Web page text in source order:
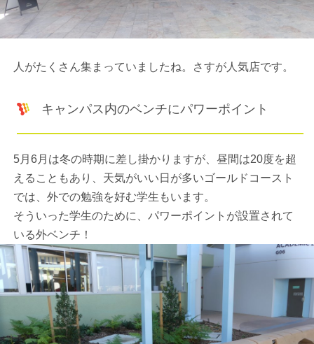
人がたくさん集まっていましたね。さすが人気店です。
キャンパス内のベンチにパワーポイント
5月6月は冬の時期に差し掛かりますが、昼間は20度を超
えることもあり、天気がいい日が多いゴールドコースト
では、外での勉強を好む学生もいます。
そういった学生のために、パワーポイントが設置されて
いる外ベンチ！